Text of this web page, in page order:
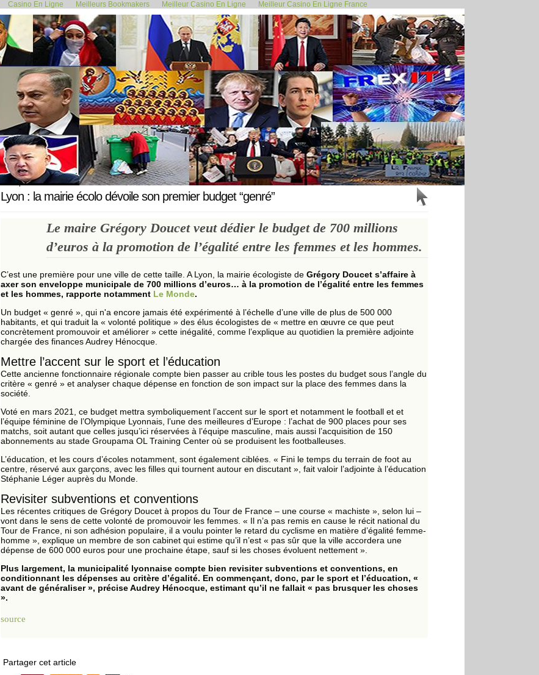
Casino En Ligne Meilleurs Bookmakers Meilleur Casino En Ligne Meilleur Casino En Ligne France
<< Trophées de la Gastronomie... Taxe sur l’héritage, CSG des... >>
16 septembre 2020
Lyon : la mairie écolo dévoile son premier budget “genré”
Le maire Grégory Doucet veut dédier le budget de 700 millions
d’euros à la promotion de l’égalité entre les femmes et les hommes.
C’est une première pour une ville de cette taille. A Lyon, la mairie écologiste de Grégory Doucet s’affaire à
axer son enveloppe municipale de 700 millions d’euros… à la promotion de l’égalité entre les femmes
et les hommes, rapporte notamment Le Monde.
Un budget « genré », qui n'a encore jamais été expérimenté à l’échelle d’une ville de plus de 500 000
habitants, et qui traduit la « volonté politique » des élus écologistes de « mettre en œuvre ce que peut
concrètement promouvoir et améliorer » cette inégalité, comme l’explique au quotidien la première adjointe
chargée des finances Audrey Hénocque.
Mettre l’accent sur le sport et l’éducation
Cette ancienne fonctionnaire régionale compte bien passer au crible tous les postes du budget sous l’angle du
critère « genré » et analyser chaque dépense en fonction de son impact sur la place des femmes dans la
société.
Voté en mars 2021, ce budget mettra symboliquement l’accent sur le sport et notamment le football et et
l’équipe féminine de l’Olympique Lyonnais, l’une des meilleures d’Europe : l’achat de 900 places pour ses
matchs, soit autant que celles jusqu’ici réservées à l’équipe masculine, mais aussi l’acquisition de 150
abonnements au stade Groupama OL Training Center où se produisent les footballeuses.
L’éducation, et les cours d’écoles notamment, sont également ciblées. « Fini le temps du terrain de foot au
centre, réservé aux garçons, avec les filles qui tournent autour en discutant », fait valoir l’adjointe à l’éducation
Stéphanie Léger auprès du Monde.
Revisiter subventions et conventions
Les récentes critiques de Grégory Doucet à propos du Tour de France – une course « machiste », selon lui –
vont dans le sens de cette volonté de promouvoir les femmes. « Il n’a pas remis en cause le récit national du
Tour de France, ni son adhésion populaire, il a voulu pointer le retard du cyclisme en matière d’égalité femme-
homme », explique un membre de son cabinet qui estime qu’il n’est « pas sûr que la ville accordera une
dépense de 600 000 euros pour une prochaine étape, sauf si les choses évoluent nettement ».
Plus largement, la municipalité lyonnaise compte bien revisiter subventions et conventions, en
conditionnant les dépenses au critère d’égalité. En commençant, donc, par le sport et l’éducation, «
avant de généraliser », précise Audrey Hénocque, estimant qu’il ne fallait « pas brusquer les choses
».
source
Partager cet article